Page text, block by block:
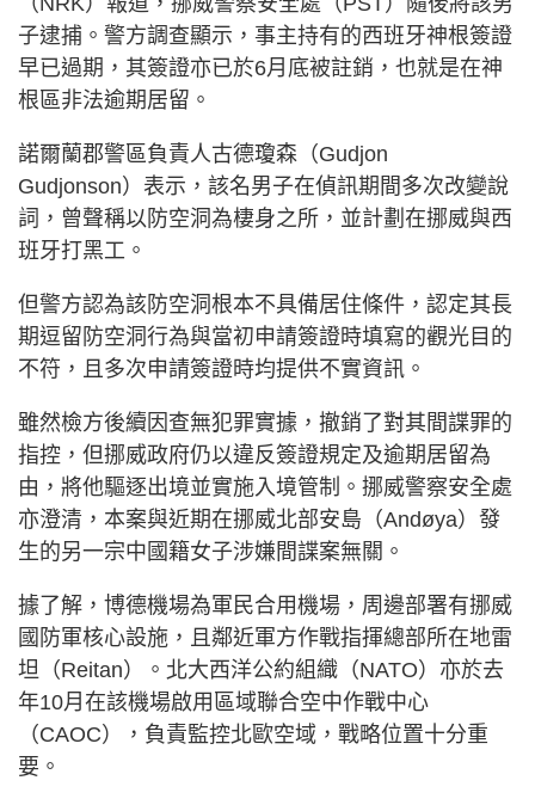
子逮捕。警方調查顯示，事主持有的西班牙神根簽證
早已過期，其簽證亦已於6月底被註銷，也就是在神
根區非法逾期居留。
諾爾蘭郡警區負責人古德瓊森（Gudjon
Gudjonson）表示，該名男子在偵訊期間多次改變說
詞，曾聲稱以防空洞為棲身之所，並計劃在挪威與西
班牙打黑工。
但警方認為該防空洞根本不具備居住條件，認定其長
期逗留防空洞行為與當初申請簽證時填寫的觀光目的
不符，且多次申請簽證時均提供不實資訊。
雖然檢方後續因查無犯罪實據，撤銷了對其間諜罪的
指控，但挪威政府仍以違反簽證規定及逾期居留為
由，將他驅逐出境並實施入境管制。挪威警察安全處
亦澄清，本案與近期在挪威北部安島（Andøya）發
生的另一宗中國籍女子涉嫌間諜案無關。
據了解，博德機場為軍民合用機場，周邊部署有挪威
國防軍核心設施，且鄰近軍方作戰指揮總部所在地雷
坦（Reitan）。北大西洋公約組織（NATO）亦於去
年10月在該機場啟用區域聯合空中作戰中心
（CAOC），負責監控北歐空域，戰略位置十分重
要。